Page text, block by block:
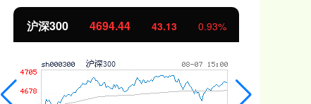
北证50 1134.24 11.37 1.01%